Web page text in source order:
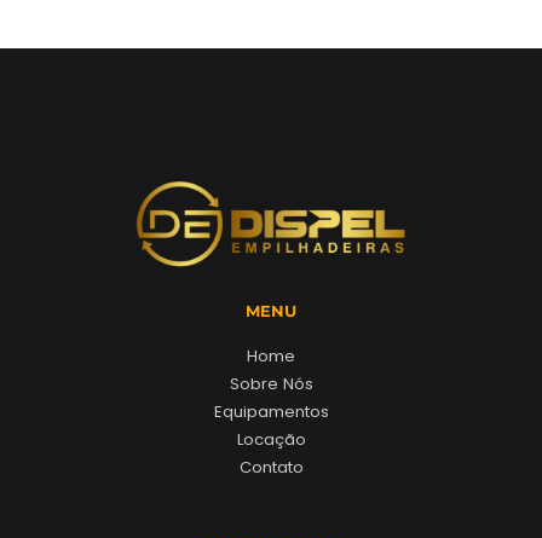
MENU
Home
Sobre Nós
Equipamentos
Locação
Contato